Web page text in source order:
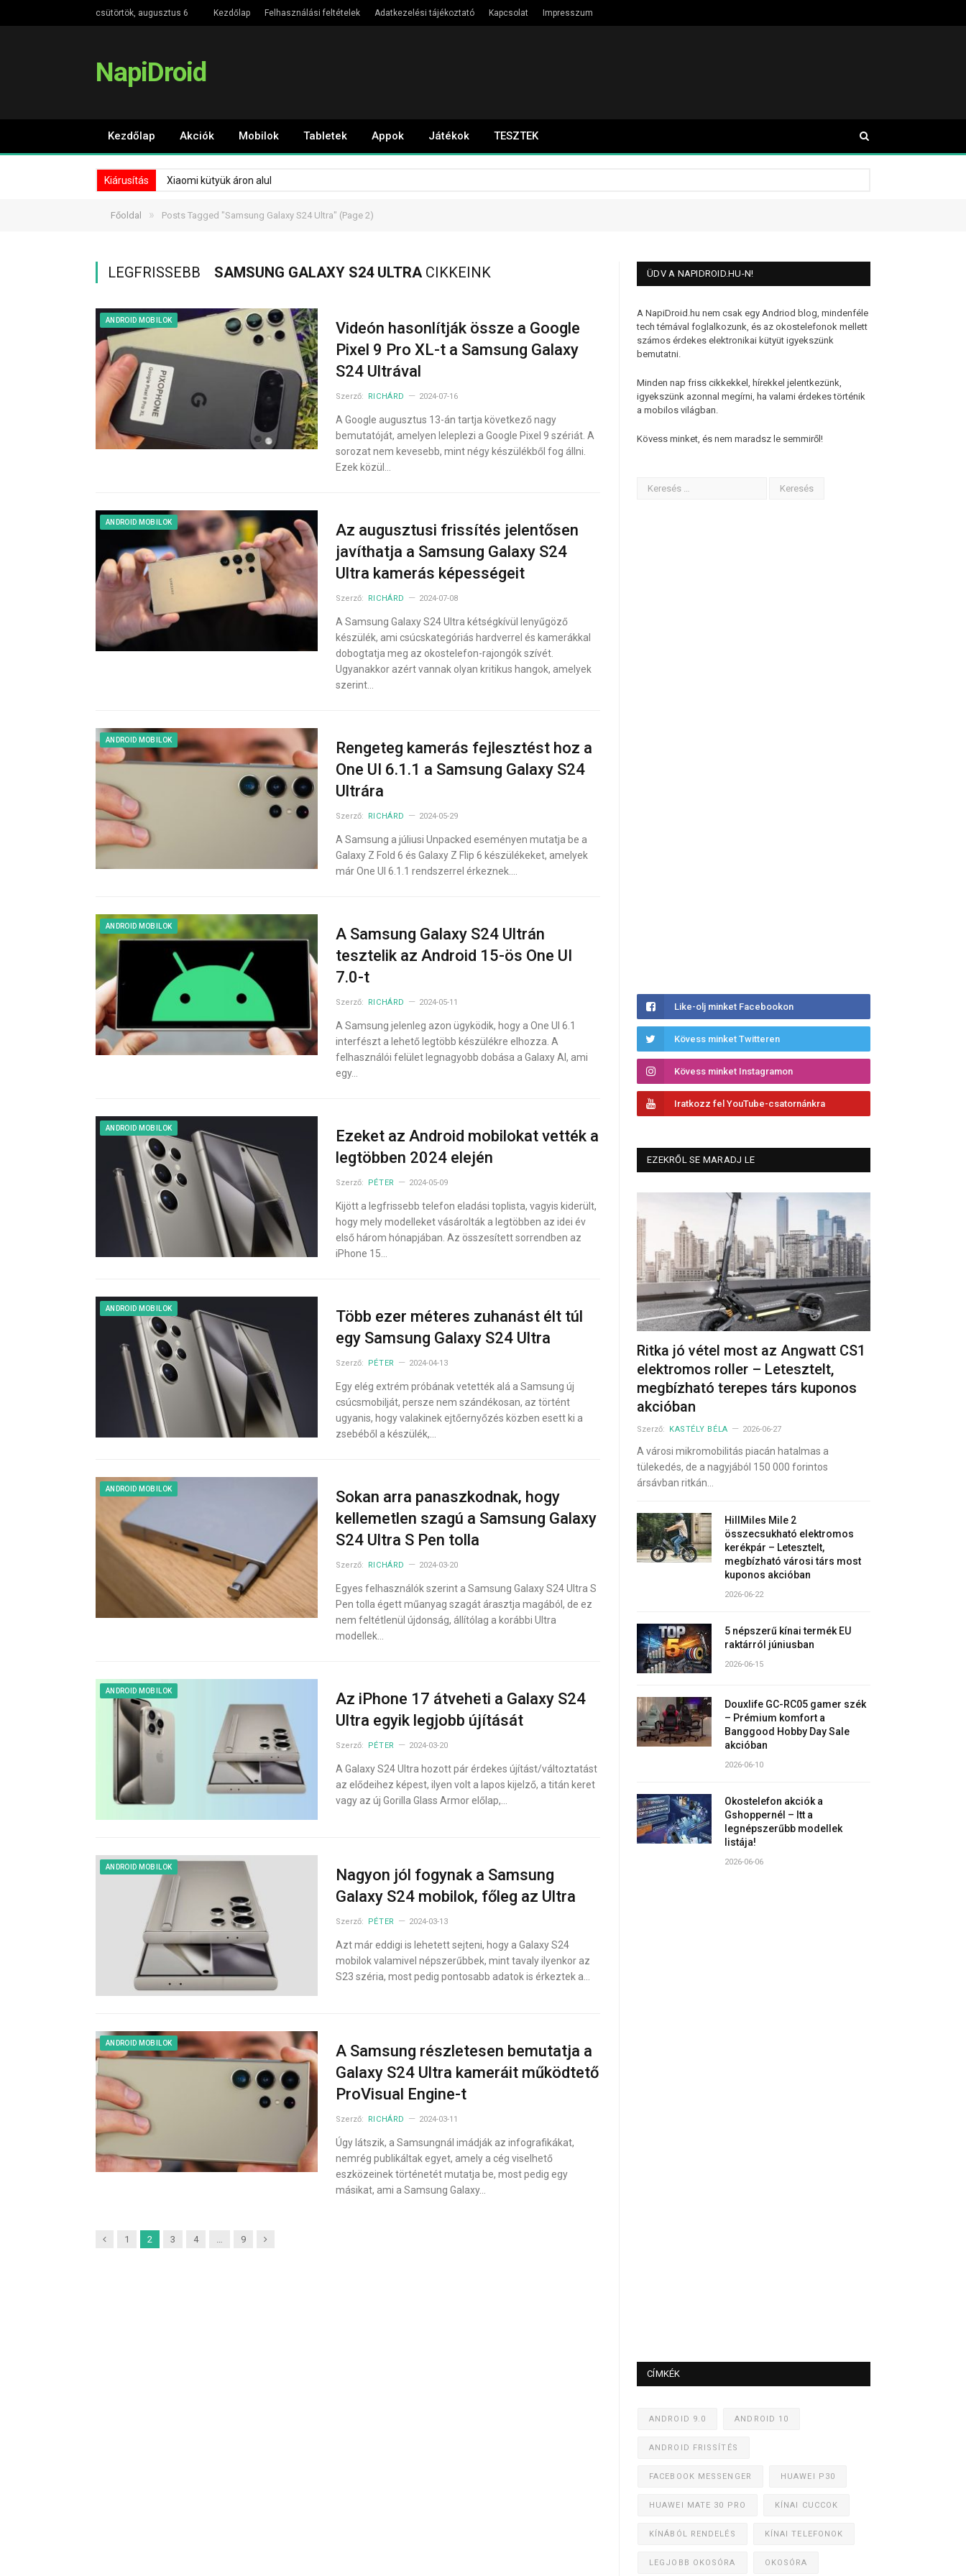
csütörtök, augusztus 6 Kezdőlap Felhasználási feltételek Adatkezelési tájékoztató Kapcsolat Impresszum
NapiDroid
Kezdőlap Akciók Mobilok Tabletek Appok Játékok TESZTEK
Kiárusítás Xiaomi kütyük áron alul
Főoldal » Posts Tagged "Samsung Galaxy S24 Ultra" (Page 2)
LEGFRISSEBB SAMSUNG GALAXY S24 ULTRACIKKEINK
ANDROID MOBILOK
Videón hasonlítják össze a Google
Pixel 9 Pro XL-t a Samsung Galaxy
S24 Ultrával
Szerző: RICHÁRD 2024-07-16
A Google augusztus 13-án tartja következő nagy
bemutatóját, amelyen leleplezi a Google Pixel 9 szériát. A
sorozat nem kevesebb, mint négy készülékből fog állni.
Ezek közül…
ANDROID MOBILOK
Az augusztusi frissítés jelentősen
javíthatja a Samsung Galaxy S24
Ultra kamerás képességeit
Szerző: RICHÁRD 2024-07-08
A Samsung Galaxy S24 Ultra kétségkívül lenyűgöző
készülék, ami csúcskategóriás hardverrel és kamerákkal
dobogtatja meg az okostelefon-rajongók szívét.
Ugyanakkor azért vannak olyan kritikus hangok, amelyek
szerint…
ANDROID MOBILOK
Rengeteg kamerás fejlesztést hoz a
One UI 6.1.1 a Samsung Galaxy S24
Ultrára
Szerző: RICHÁRD 2024-05-29
A Samsung a júliusi Unpacked eseményen mutatja be a
Galaxy Z Fold 6 és Galaxy Z Flip 6 készülékeket, amelyek
már One UI 6.1.1 rendszerrel érkeznek.…
ANDROID MOBILOK
A Samsung Galaxy S24 Ultrán
tesztelik az Android 15-ös One UI
7.0-t
Szerző: RICHÁRD 2024-05-11
A Samsung jelenleg azon ügyködik, hogy a One UI 6.1
interfészt a lehető legtöbb készülékre elhozza. A
felhasználói felület legnagyobb dobása a Galaxy AI, ami
egy…
ANDROID MOBILOK
Ezeket az Android mobilokat vették a
legtöbben 2024 elején
Szerző: PÉTER 2024-05-09
Kijött a legfrissebb telefon eladási toplista, vagyis kiderült,
hogy mely modelleket vásárolták a legtöbben az idei év
első három hónapjában. Az összesített sorrendben az
iPhone 15…
ANDROID MOBILOK
Több ezer méteres zuhanást élt túl
egy Samsung Galaxy S24 Ultra
Szerző: PÉTER 2024-04-13
Egy elég extrém próbának vetették alá a Samsung új
csúcsmobilját, persze nem szándékosan, az történt
ugyanis, hogy valakinek ejtőernyőzés közben esett ki a
zsebéből a készülék,…
ANDROID MOBILOK
Sokan arra panaszkodnak, hogy
kellemetlen szagú a Samsung Galaxy
S24 Ultra S Pen tolla
Szerző: RICHÁRD 2024-03-20
Egyes felhasználók szerint a Samsung Galaxy S24 Ultra S
Pen tolla égett műanyag szagát árasztja magából, de ez
nem feltétlenül újdonság, állítólag a korábbi Ultra
modellek…
ANDROID MOBILOK
Az iPhone 17 átveheti a Galaxy S24
Ultra egyik legjobb újítását
Szerző: PÉTER 2024-03-20
A Galaxy S24 Ultra hozott pár érdekes újítást/változtatást
az elődeihez képest, ilyen volt a lapos kijelző, a titán keret
vagy az új Gorilla Glass Armor előlap,…
ANDROID MOBILOK
Nagyon jól fogynak a Samsung
Galaxy S24 mobilok, főleg az Ultra
Szerző: PÉTER 2024-03-13
Azt már eddigi is lehetett sejteni, hogy a Galaxy S24
mobilok valamivel népszerűbbek, mint tavaly ilyenkor az
S23 széria, most pedig pontosabb adatok is érkeztek a…
ANDROID MOBILOK
A Samsung részletesen bemutatja a
Galaxy S24 Ultra kameráit működtető
ProVisual Engine-t
Szerző: RICHÁRD 2024-03-11
Úgy látszik, a Samsungnál imádják az infografikákat,
nemrég publikáltak egyet, amely a cég viselhető
eszközeinek történetét mutatja be, most pedig egy
másikat, ami a Samsung Galaxy…
Previous
1 2 3 4 … 9 Next
ÜDV A NAPIDROID.HU-N!
A NapiDroid.hu nem csak egy Andriod blog, mindenféle
tech témával foglalkozunk, és az okostelefonok mellett
számos érdekes elektronikai kütyüt igyekszünk
bemutatni.
Minden nap friss cikkekkel, hírekkel jelentkezünk,
igyekszünk azonnal megírni, ha valami érdekes történik
a mobilos világban.
Kövess minket, és nem maradsz le semmiről!
Like-olj minket Facebookon
Kövess minket Twitteren
Kövess minket Instagramon
Iratkozz fel YouTube-csatornánkra
EZEKRŐL SE MARADJ LE
Ritka jó vétel most az Angwatt CS1
elektromos roller – Letesztelt,
megbízható terepes társ kuponos
akcióban
Szerző: KASTÉLY BÉLA 2026-06-27
A városi mikromobilitás piacán hatalmas a
tülekedés, de a nagyjából 150 000 forintos
ársávban ritkán…
HillMiles Mile 2
összecsukható elektromos
kerékpár – Letesztelt,
megbízható városi társ most
kuponos akcióban
2026-06-22
5 népszerű kínai termék EU
raktárról júniusban
2026-06-15
Douxlife GC-RC05 gamer szék
– Prémium komfort a
Banggood Hobby Day Sale
akcióban
2026-06-10
Okostelefon akciók a
Gshoppernél – Itt a
legnépszerűbb modellek
listája!
2026-06-06
CÍMKÉK
ANDROID 9.0 ANDROID 10
ANDROID FRISSÍTÉS
FACEBOOK MESSENGER HUAWEI P30
HUAWEI MATE 30 PRO KÍNAI CUCCOK
KÍNÁBÓL RENDELÉS KÍNAI TELEFONOK
LEGJOBB OKOSÓRA OKOSÓRA